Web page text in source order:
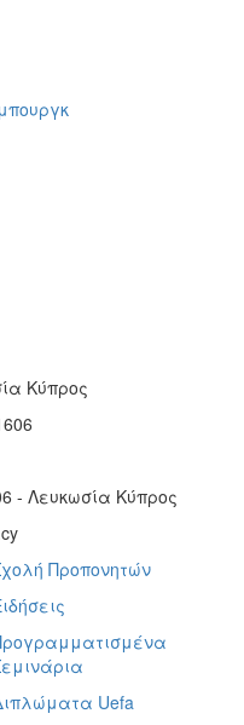
Κύπρος
- Λευκωσία Κύπρος
Προπονητών
Uefa